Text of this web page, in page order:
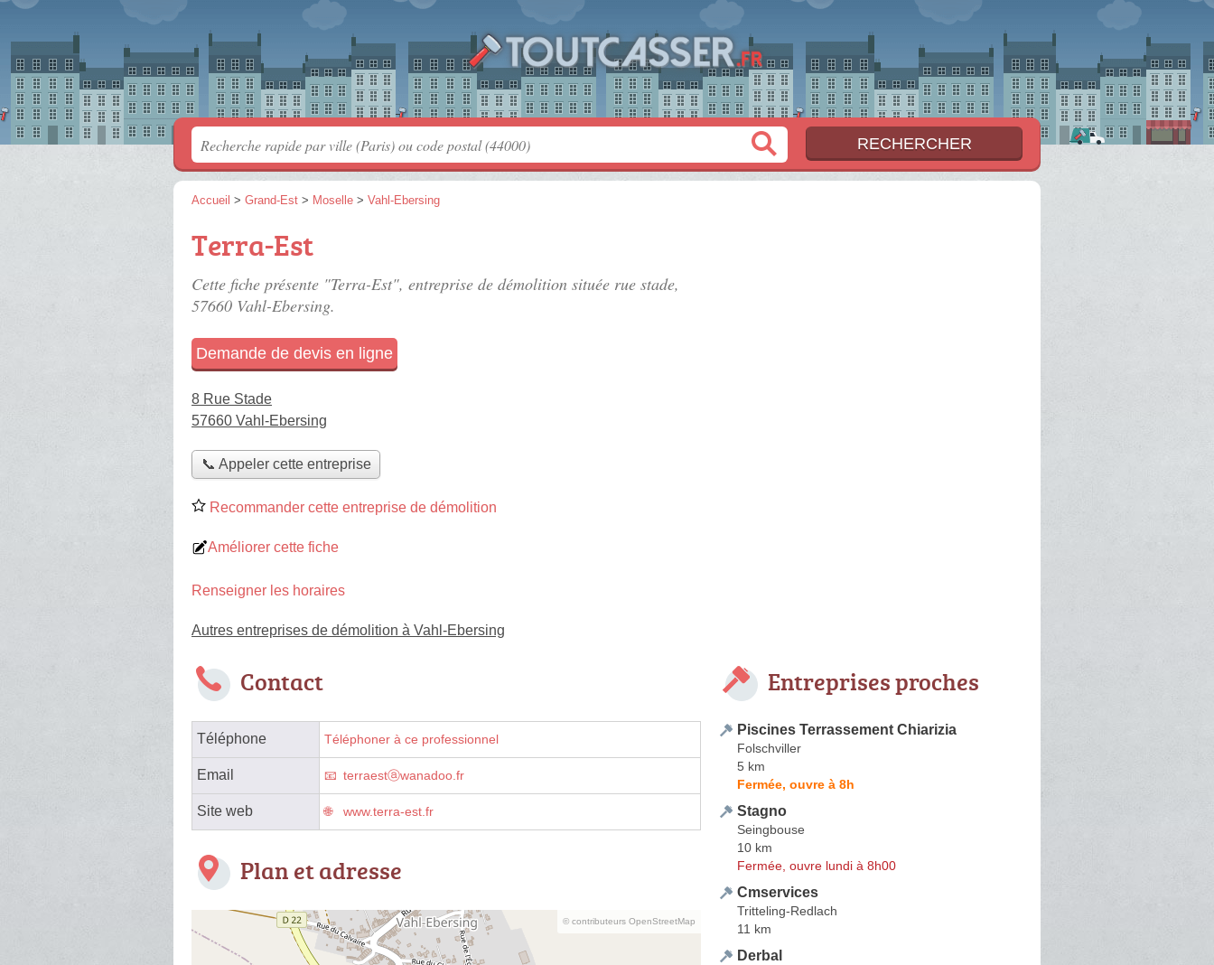
Accueil > Grand-Est > Moselle > Vahl-Ebersing
Terra-Est
Cette fiche présente "Terra-Est", entreprise de démolition située rue stade,
57660 Vahl-Ebersing.
Demande de devis en ligne
8 Rue Stade
57660 Vahl-Ebersing
📞 Appeler cette entreprise
Recommander cette entreprise de démolition
Améliorer cette fiche
Renseigner les horaires
Autres entreprises de démolition à Vahl-Ebersing
Contact
Téléphone Téléphoner à ce professionnel
Email terraestⓐwanadoo.fr
Site web www.terra-est.fr
Plan et adresse
© contributeurs OpenStreetMap
Entreprises proches
Piscines Terrassement Chiarizia
Folschviller
5 km
Fermée, ouvre à 8h
Stagno
Seingbouse
10 km
Fermée, ouvre lundi à 8h00
Cmservices
Tritteling-Redlach
11 km
Derbal